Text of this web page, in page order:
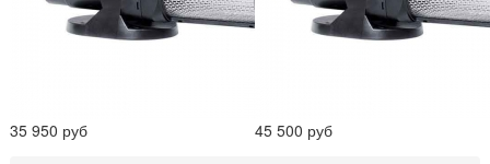
35 950 руб 45 500 руб